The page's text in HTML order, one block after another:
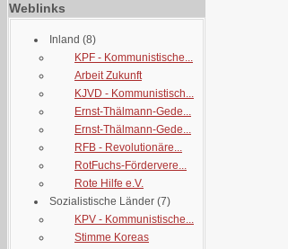
Weblinks
Inland (8)
KPF - Kommunistische...
Arbeit Zukunft
KJVD - Kommunistisch...
Ernst-Thälmann-Gede...
Ernst-Thälmann-Gede...
RFB - Revolutionäre...
RotFuchs-Fördervere...
Rote Hilfe e.V.
Sozialistische Länder (7)
KPV - Kommunistische...
Stimme Koreas